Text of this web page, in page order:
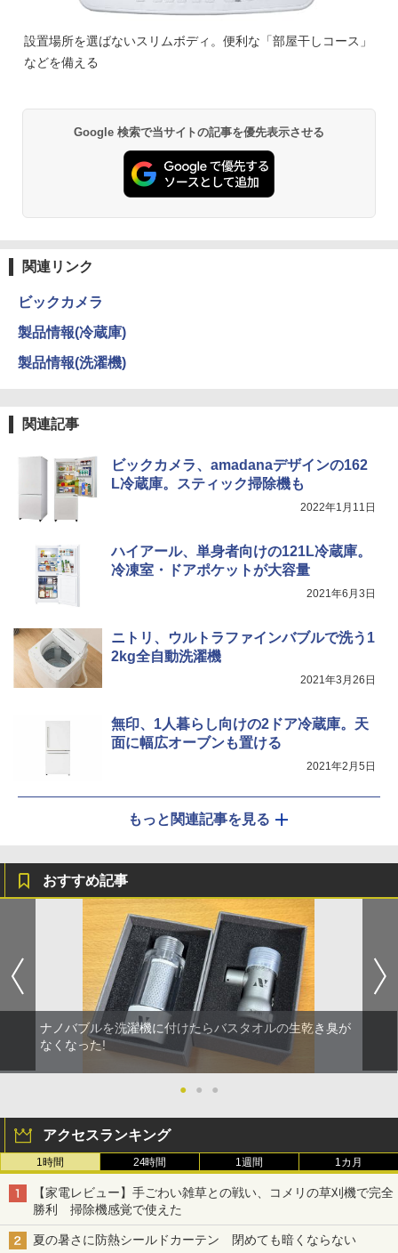
設置場所を選ばないスリムボディ。便利な「部屋干しコース」
などを備える
Google 検索で当サイトの記事を優先表示させる
関連リンク
ビックカメラ
製品情報(冷蔵庫)
製品情報(洗濯機)
関連記事
ビックカメラ、amadanaデザインの162
L冷蔵庫。スティック掃除機も
2022年1月11日
ハイアール、単身者向けの121L冷蔵庫。
冷凍室・ドアポケットが大容量
2021年6月3日
ニトリ、ウルトラファインバブルで洗う1
2kg全自動洗濯機
2021年3月26日
無印、1人暮らし向けの2ドア冷蔵庫。天
面に幅広オーブンも置ける
2021年2月5日
もっと関連記事を見る
おすすめ記事
ナノバブルを洗濯機に付けたらバスタオルの生乾き臭が
なくなった!
● ● ●
アクセスランキング
1時間 24時間 1週間 1カ月
【家電レビュー】手ごわい雑草との戦い、コメリの草刈機で完全
勝利 掃除機感覚で使えた
夏の暑さに防熱シールドカーテン 閉めても暗くならない